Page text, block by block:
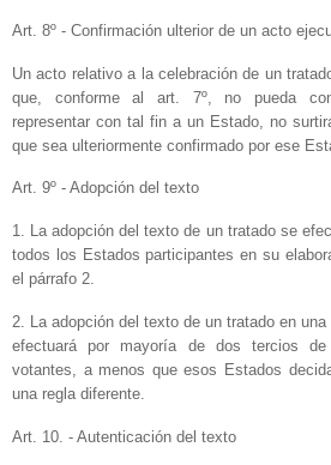
Art. 8º - Confirmación ulterior de un acto
Un acto relativo a la celebración de un
que, conforme al art. 7º, no pueda
representar con tal fin a un Estado, no
que sea ulteriormente confirmado por ese
Art. 9º - Adopción del texto
1. La adopción del texto de un tratado se
todos los Estados participantes en su
el párrafo 2.
2. La adopción del texto de un tratado en
efectuará por mayoría de dos tercios
votantes, a menos que esos Estados
una regla diferente.
Art. 10. - Autenticación del texto